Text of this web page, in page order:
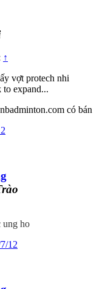
↑
vợt protech nhi
to expand...
có bán
ung ho
12